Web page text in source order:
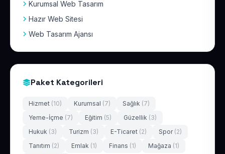
Kurumsal Web Tasarım
Hazır Web Sitesi
Web Tasarım Ajansı
Paket Kategorileri
Hizmet (10) Kurumsal (7) Sağlık (7)
Yeme-İçme (7) Eğitim (5) Güzellik (3)
Hukuk (3) Turizm (3) E-Ticaret (2) Spor (2)
Tanıtım (2) Emlak (1) Finans (1) Mağaza (1)